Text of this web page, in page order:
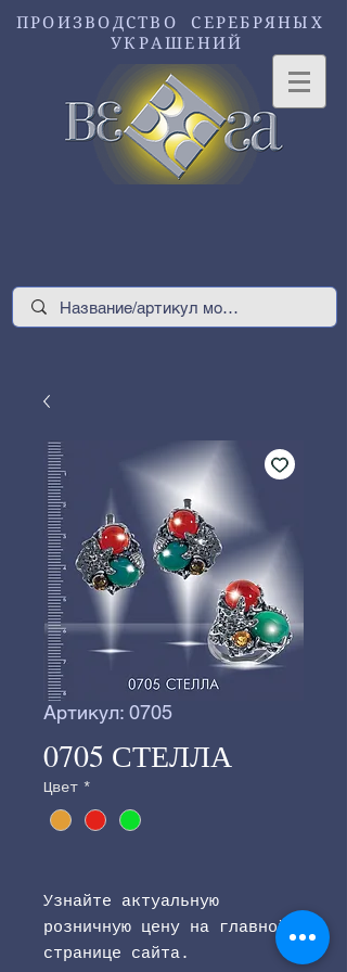
ПРОИЗВОДСТВО СЕРЕБРЯНЫХ
УКРАШЕНИЙ
Артикул: 0705
0705 СТЕЛЛА
Цвет *
Узнайте актуальную
розничную цену на главной
странице сайта.